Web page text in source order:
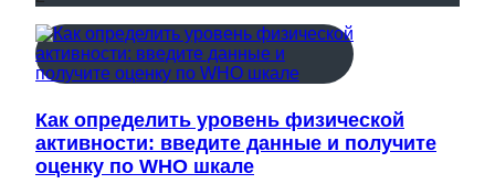
Как определить уровень физической
активности: введите данные и получите
оценку по WHO шкале